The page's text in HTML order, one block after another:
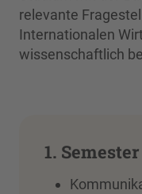
relevante
Internationalen
wissenschaftlich
1. Semester